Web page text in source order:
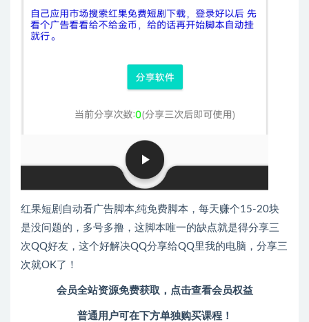
红果短剧自动看广告脚本,纯免费脚本，每天赚个15-20块
是没问题的，多号多撸，这脚本唯一的缺点就是得分享三
次QQ好友，这个好解决QQ分享给QQ里我的电脑，分享三
次就OK了！
会员全站资源免费获取，点击查看会员权益
普通用户可在下方单独购买课程！